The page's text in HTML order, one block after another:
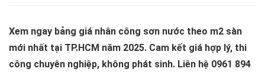
Xem ngay bảng giá nhân công sơn nước theo m2 sàn
mới nhất tại TP.HCM năm 2025. Cam kết giá hợp lý, thi
công chuyên nghiệp, không phát sinh. Liên hệ 0961 894